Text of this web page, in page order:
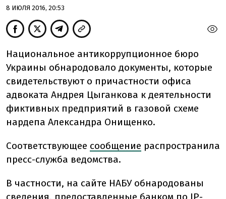
8 ИЮЛЯ 2016, 20:53
Национальное антикоррупционное бюро
Украины обнародовало документы, которые
свидетельствуют о причастности офиса
адвоката Андрея Цыганкова к деятельности
фиктивных предприятий в газовой схеме
нардепа Александра Онищенко.
Соответствующее сообщение распространила
пресс-служба ведомства.
В частности, на сайте НАБУ обнародованы